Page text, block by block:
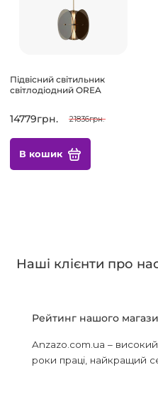
Підвісний світильник
світлодіодний OREA
14779грн. 21836грн.
В кошик
Наші клієнти про
Рейтинг нашого
Anzazo.com.ua – високий
роки праці, найкращий